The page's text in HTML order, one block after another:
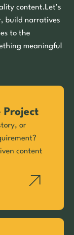
content.Let’s
build narratives
to the
meaningful
Project
or
content